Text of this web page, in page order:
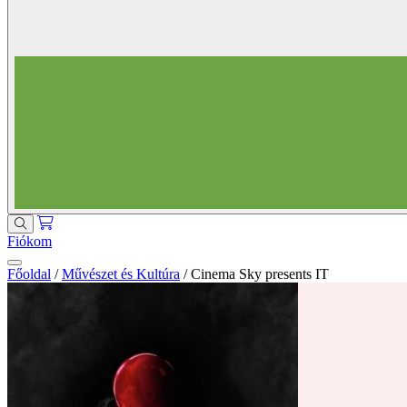
Fiókom
Főoldal / Művészet és Kultúra / Cinema Sky presents IT